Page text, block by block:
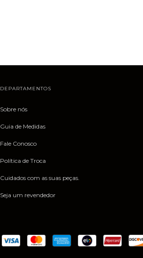
DEPARTAMENTOS
Sobre nós
Guia de Medidas
Fale Conosco
Política de Troca
Cuidados com as suas peças.
Seja um revendedor